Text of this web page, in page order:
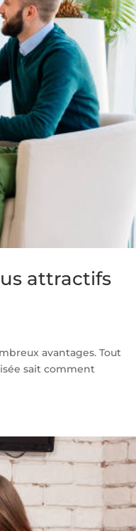
attractifs
avantages. Tout
sait comment